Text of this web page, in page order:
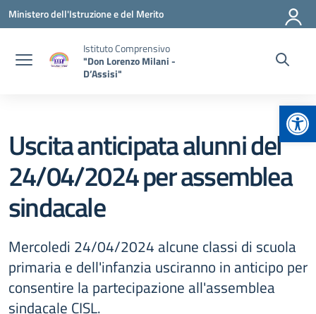
Vai ai contenuti
Vai al menu di navigazione
Vai al footer
Ministero dell'Istruzione e del Merito
Istituto Comprensivo
"Don Lorenzo Milani -
D’Assisi"
Uscita anticipata alunni del
24/04/2024 per assemblea
sindacale
Mercoledi 24/04/2024 alcune classi di scuola
primaria e dell'infanzia usciranno in anticipo per
consentire la partecipazione all'assemblea
sindacale CISL.